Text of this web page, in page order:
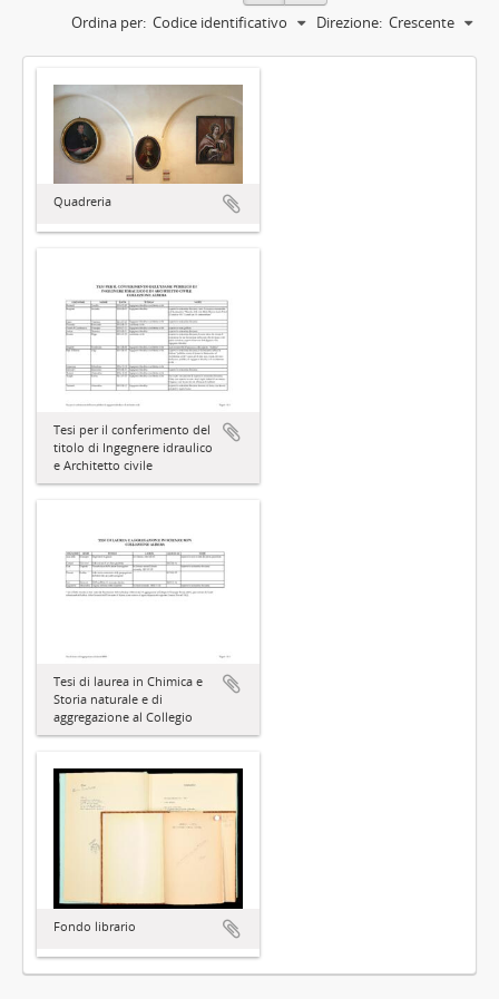
Ordina per: Codice identificativo Direzione: Crescente
Quadreria
Tesi per il conferimento del
titolo di Ingegnere idraulico
e Architetto civile
Tesi di laurea in Chimica e
Storia naturale e di
aggregazione al Collegio
Fondo librario